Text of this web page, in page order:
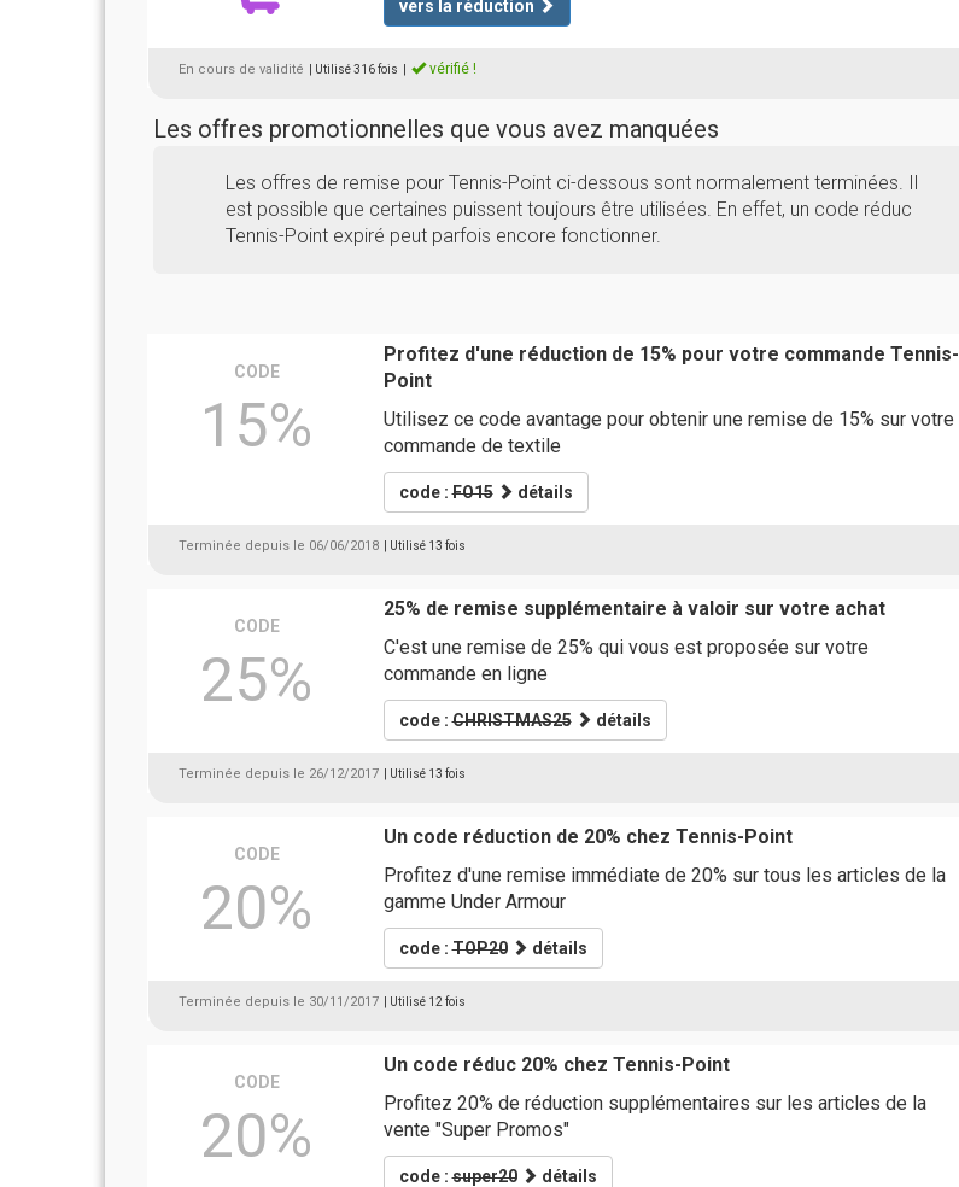
vers la réduction
En cours de validité | Utilisé 316 fois vérifié !
Les offres promotionnelles que vous avez manquées
Les offres de remise pour Tennis-Point ci-dessous sont normalement terminées. Il
est possible que certaines puissent toujours être utilisées. En effet, un code réduc
Tennis-Point expiré peut parfois encore fonctionner.
CODE
15%
Profitez d'une réduction de 15% pour votre commande Tennis-
Point
Utilisez ce code avantage pour obtenir une remise de 15% sur votre
commande de textile
code :FO15 détails
Terminée depuis le 06/06/2018 | Utilisé 13 fois
CODE
25%
25% de remise supplémentaire à valoir sur votre achat
C'est une remise de 25% qui vous est proposée sur votre
commande en ligne
code :CHRISTMAS25 détails
Terminée depuis le 26/12/2017 | Utilisé 13 fois
CODE
20%
Un code réduction de 20% chez Tennis-Point
Profitez d'une remise immédiate de 20% sur tous les articles de la
gamme Under Armour
code :TOP20 détails
Terminée depuis le 30/11/2017 | Utilisé 12 fois
CODE
20%
Un code réduc 20% chez Tennis-Point
Profitez 20% de réduction supplémentaires sur les articles de la
vente "Super Promos"
code :super20 détails